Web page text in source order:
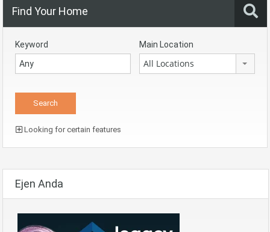
Find Your Home
Keyword Main Location
All Locations
Looking for certain features
Ejen Anda